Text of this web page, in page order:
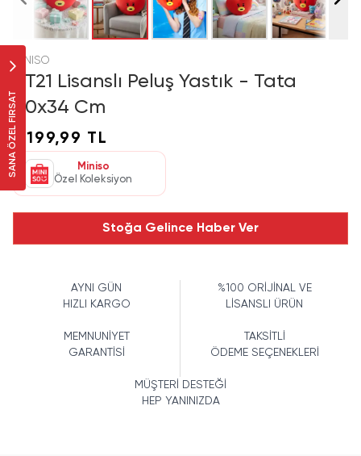
SANA ÖZEL FIRSAT
MINISO
BT21 Lisanslı Peluş Yastık - Tata
40x34 Cm
1.199,99 TL
Miniso
Özel Koleksiyon
Stoğa Gelince Haber Ver
AYNI GÜN
HIZLI KARGO
%100 ORİJİNAL VE
LİSANSLI ÜRÜN
MEMNUNİYET
GARANTİSİ
TAKSİTLİ
ÖDEME SEÇENEKLERİ
MÜŞTERİ DESTEĞİ
HEP YANINIZDA